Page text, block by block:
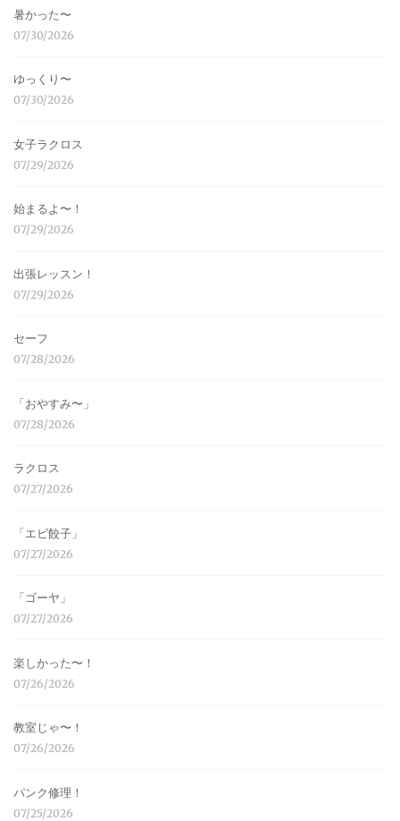
暑かった〜
07/30/2026
ゆっくり〜
07/30/2026
女子ラクロス
07/29/2026
始まるよ〜！
07/29/2026
出張レッスン！
07/29/2026
セーフ
07/28/2026
「おやすみ〜」
07/28/2026
ラクロス
07/27/2026
「エビ餃子」
07/27/2026
「ゴーヤ」
07/27/2026
楽しかった〜！
07/26/2026
教室じゃ〜！
07/26/2026
パンク修理！
07/25/2026